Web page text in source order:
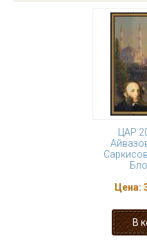
ЦАР
Цена: